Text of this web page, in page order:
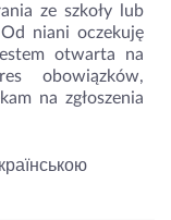
ze szkoły lub
niani oczekuję
otwarta na
obowiązków,
na zgłoszenia